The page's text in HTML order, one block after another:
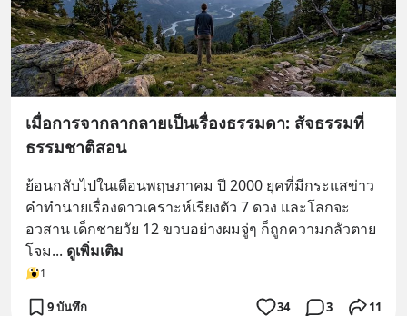
เมื่อการจากลากลายเป็นเรื่องธรรมดา: สัจธรรมที่
ธรรมชาติสอน
ย้อนกลับไปในเดือนพฤษภาคม ปี 2000 ยุคที่มีกระแสข่าว
คำทำนายเรื่องดาวเคราะห์เรียงตัว 7 ดวง และโลกจะ
อวสาน เด็กชายวัย 12 ขวบอย่างผมจู่ๆ ก็ถูกความกลัวตาย
โจม... ดูเพิ่มเติม
1
9 บันทึก 34 3 11